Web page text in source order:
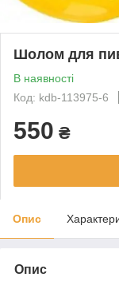
Шолом для
В наявності
Код: kdb-113975-6
550 ₴
Опис
Опис